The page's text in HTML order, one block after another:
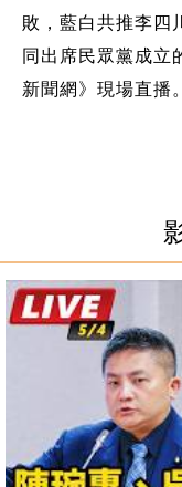
敗，藍白共推李四
同出席民眾黨成立
新聞網》現場直播。